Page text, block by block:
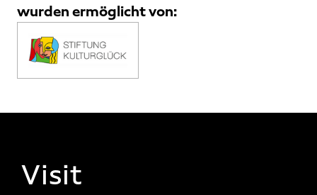
wurden ermöglicht von:
FOOTER 1
Visit